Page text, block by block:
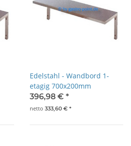
Edelstahl - Wandbord 1-
etagig 700x200mm
396,98 € *
netto 333,60 € *